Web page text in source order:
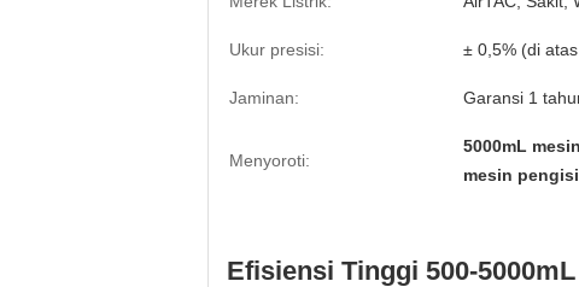
Ukur presisi: ± 0,5% (di
Jaminan: Garansi 1
Menyoroti:
5000mL
mesin
Efisiensi Tinggi 500-